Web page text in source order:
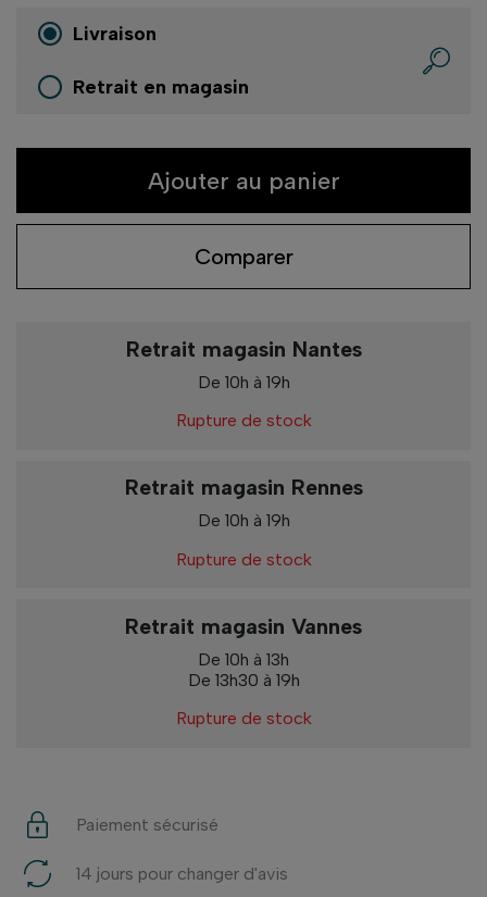
Livraison
Retrait en magasin
Ajouter au panier
Comparer
Retrait magasin Nantes
De 10h à 19h
Rupture de stock
Retrait magasin Rennes
De 10h à 19h
Rupture de stock
Retrait magasin Vannes
De 10h à 13h
De 13h30 à 19h
Rupture de stock
Paiement sécurisé
14 jours pour changer d'avis